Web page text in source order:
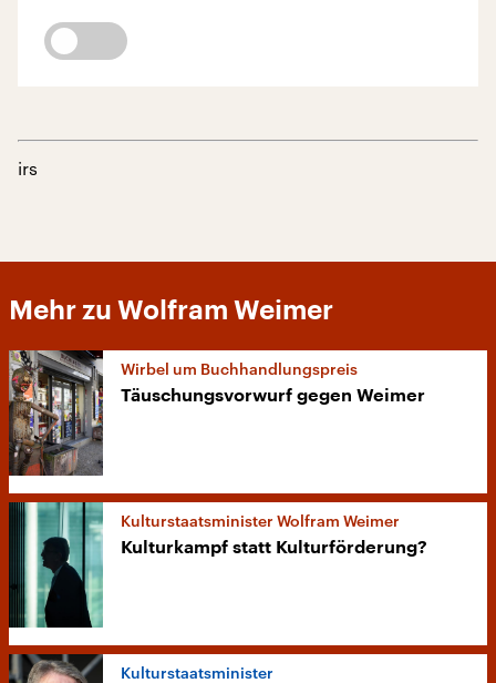
irs
Mehr zu Wolfram Weimer
Wirbel um Buchhandlungspreis
Täuschungsvorwurf gegen Weimer
Kulturstaatsminister Wolfram Weimer
Kulturkampf statt Kulturförderung?
Kulturstaatsminister